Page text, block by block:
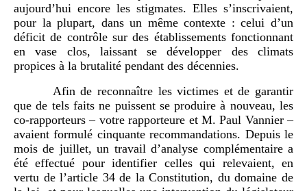
aujourd’hui encore les stigmates. Elles s’inscrivaient,
pour la plupart, dans un même contexte : celui d’un
déficit de contrôle sur des établissements fonctionnant
en vase clos, laissant se développer des climats
propices à la brutalité pendant des décennies.
Afin de reconnaître les victimes et de garantir
que de tels faits ne puissent se produire à nouveau, les
co-rapporteurs – votre rapporteure et M. Paul Vannier –
avaient formulé cinquante recommandations. Depuis le
mois de juillet, un travail d’analyse complémentaire a
été effectué pour identifier celles qui relevaient, en
vertu de l’article 34 de la Constitution, du domaine de